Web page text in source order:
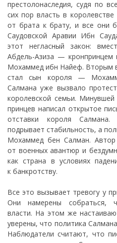
престолонаследия, судя по
сих пор власть в
от брата к брату, и все они
Саудовской Аравии Ибн
этот негласный закон:
Абдель-Азиза — кронпринцем
Мохаммед ибн Найеф. Вторым
стал сын короля —
Салмана уже вызвало
королевской семьи.
принцев написал открытое
отставки короля
подрывает стабильность, а
Мохаммед бен Салман. Автор
от военных авантюр и
как страна в условиях
к банкротству.
Все это вызывает тревогу у
Они намерены собраться,
власти. На этом же
уверены, что политика
Наблюдатели считают, что